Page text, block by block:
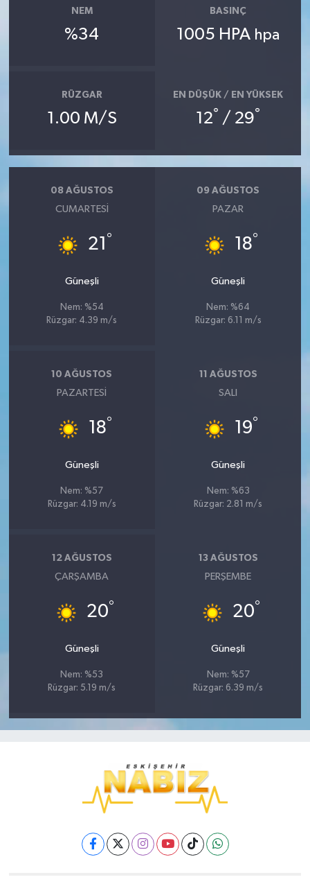
NEM
%34
BASINÇ
1005 HPA hpa
RÜZGAR
1.00 M/S
EN DÜŞÜK / EN YÜKSEK
12° / 29°
08 AĞUSTOS
CUMARTESI
21 °
Güneşli
Nem: %54
Rüzgar: 4.39 m/s
09 AĞUSTOS
PAZAR
18°
Güneşli
Nem: %64
Rüzgar: 6.11 m/s
10 AĞUSTOS
PAZARTESI
18°
Güneşli
Nem: %57
Rüzgar: 4.19 m/s
11 AĞUSTOS
SALI
19°
Güneşli
Nem: %63
Rüzgar: 2.81 m/s
12 AĞUSTOS
ÇARŞAMBA
20°
Güneşli
Nem: %53
Rüzgar: 5.19 m/s
13 AĞUSTOS
PERŞEMBE
20°
Güneşli
Nem: %57
Rüzgar: 6.39 m/s